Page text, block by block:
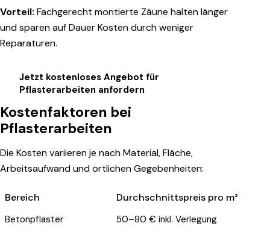
Vorteil: Fachgerecht montierte Zäune halten länger
und sparen auf Dauer Kosten durch weniger
Reparaturen.
Jetzt kostenloses Angebot für
Pflasterarbeiten anfordern
Kostenfaktoren bei
Pflasterarbeiten
Die Kosten variieren je nach Material, Fläche,
Arbeitsaufwand und örtlichen Gegebenheiten:
Bereich Durchschnittspreis pro m²
Betonpflaster
50–80 € inkl. Verlegung